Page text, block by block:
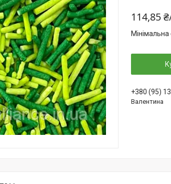
114,85
+380 (95)
Валентина